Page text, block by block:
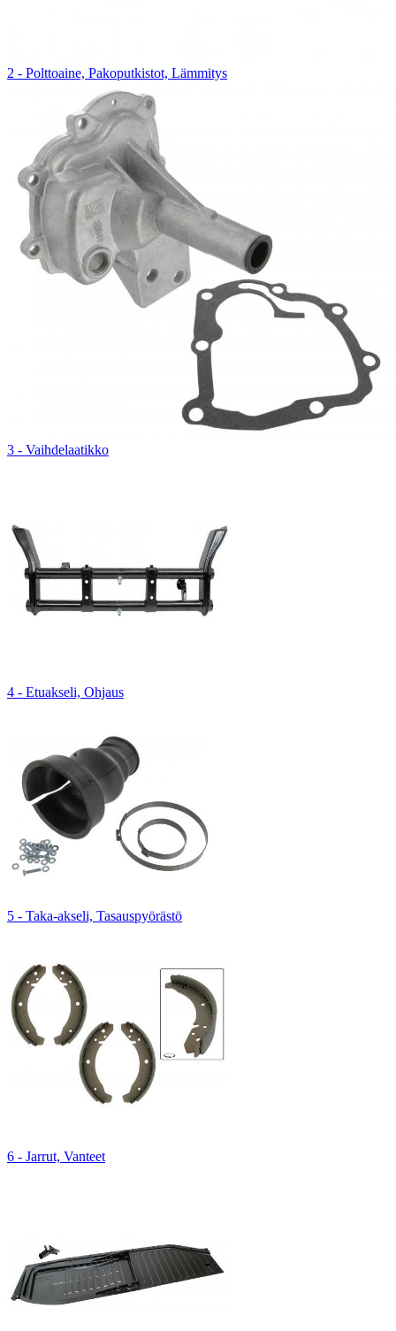
2 - Polttoaine, Pakoputkistot, Lämmitys
3 - Vaihdelaatikko
4 - Etuakseli, Ohjaus
5 - Taka-akseli, Tasauspyörästö
6 - Jarrut, Vanteet